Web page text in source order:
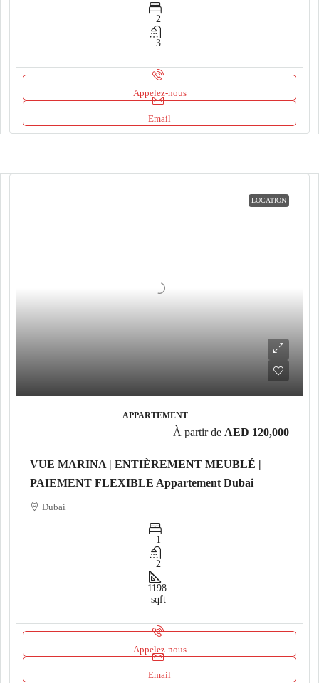
2
3
Appelez-nous
Email
LOCATION
APPARTEMENT
À partir de AED 120,000
VUE MARINA | ENTIÈREMENT MEUBLÉ |
PAIEMENT FLEXIBLE Appartement Dubai
Dubai
1
2
1198
sqft
Appelez-nous
Email